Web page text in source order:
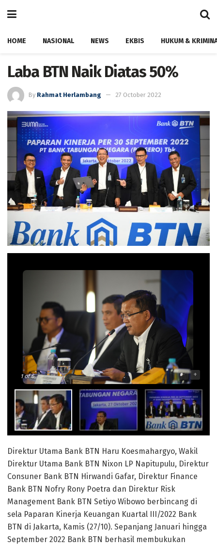
HOME NASIONAL NEWS EKBIS HUKUM &
Laba BTN Naik Diatas 50%
By Rahmat Herlambang 27 October 2022
1of 6 - +
Direktur Utama Bank BTN Haru Koesmahargyo, Wakil
Direktur Utama Bank BTN Nixon LP Napitupulu, Direktur
Consuner Bank BTN Hirwandi Gafar, Direktur Finance
Bank BTN Nofry Rony Poetra dan Direktur Risk
Management Bank BTN Setiyo Wibowo berbincang di
sela Paparan Kinerja Keuangan Kuartal III/2022 Bank
BTN di Jakarta, Kamis (27/10). Sepanjang Januari hingga
September 2022 Bank BTN berhasil membukukan